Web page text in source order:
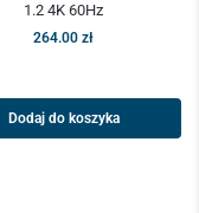
1.2 4K 60Hz
264.00 zł
Dodaj do koszyka